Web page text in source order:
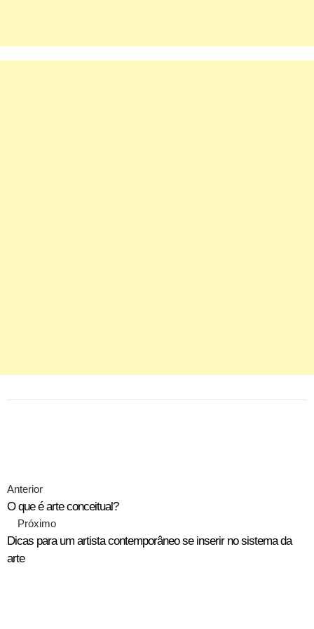
Anterior
O que é arte conceitual?
Próximo
Dicas para um artista contemporâneo se inserir no sistema da
arte